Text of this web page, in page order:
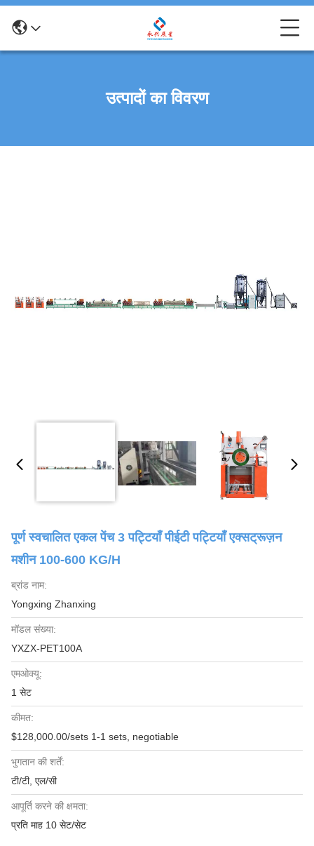
उत्पादों का विवरण
पूर्ण स्वचालित एकल पेंच 3 पट्टियाँ पीईटी पट्टियाँ एक्सट्रूज़न
मशीन 100-600 KG/H
ब्रांड नाम:
Yongxing Zhanxing
मॉडल संख्या:
YXZX-PET100A
एमओक्यू:
1 सेट
कीमत:
$128,000.00/sets 1-1 sets, negotiable
भुगतान की शर्तें:
टी/टी, एल/सी
आपूर्ति करने की क्षमता:
प्रति माह 10 सेट/सेट